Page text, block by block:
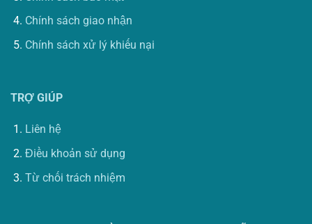
Chính sách giao nhận
Chính sách xử lý khiếu nại
TRỢ GIÚP
Liên hệ
Điều khoản sử dụng
Từ chối trách nhiệm